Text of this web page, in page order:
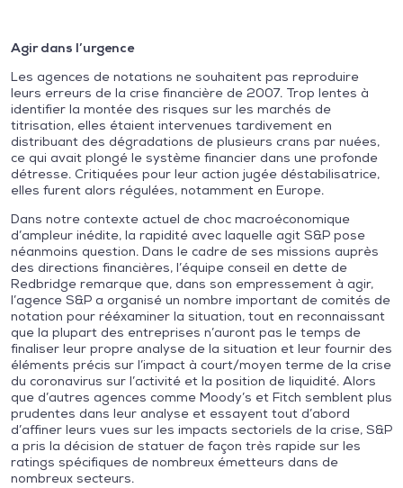
Agir dans l’urgence
Les agences de notations ne souhaitent pas reproduire
leurs erreurs de la crise financière de 2007. Trop lentes à
identifier la montée des risques sur les marchés de
titrisation, elles étaient intervenues tardivement en
distribuant des dégradations de plusieurs crans par nuées,
ce qui avait plongé le système financier dans une profonde
détresse. Critiquées pour leur action jugée déstabilisatrice,
elles furent alors régulées, notamment en Europe.
Dans notre contexte actuel de choc macroéconomique
d’ampleur inédite, la rapidité avec laquelle agit S&P pose
néanmoins question. Dans le cadre de ses missions auprès
des directions financières, l’équipe conseil en dette de
Redbridge remarque que, dans son empressement à agir,
l’agence S&P a organisé un nombre important de comités de
notation pour rééxaminer la situation, tout en reconnaissant
que la plupart des entreprises n’auront pas le temps de
finaliser leur propre analyse de la situation et leur fournir des
éléments précis sur l’impact à court/moyen terme de la crise
du coronavirus sur l’activité et la position de liquidité. Alors
que d’autres agences comme Moody’s et Fitch semblent plus
prudentes dans leur analyse et essayent tout d’abord
d’affiner leurs vues sur les impacts sectoriels de la crise, S&P
a pris la décision de statuer de façon très rapide sur les
ratings spécifiques de nombreux émetteurs dans de
nombreux secteurs.